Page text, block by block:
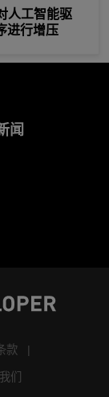
人工智能驱
进行增压
闻
款
们